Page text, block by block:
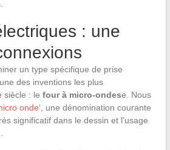
: une
un type spécifique de prise
des inventions les plus
siècle : le four à micro-ondese. Nous
onde‘, une dénomination courante
significatif dans le dessin et l’usage